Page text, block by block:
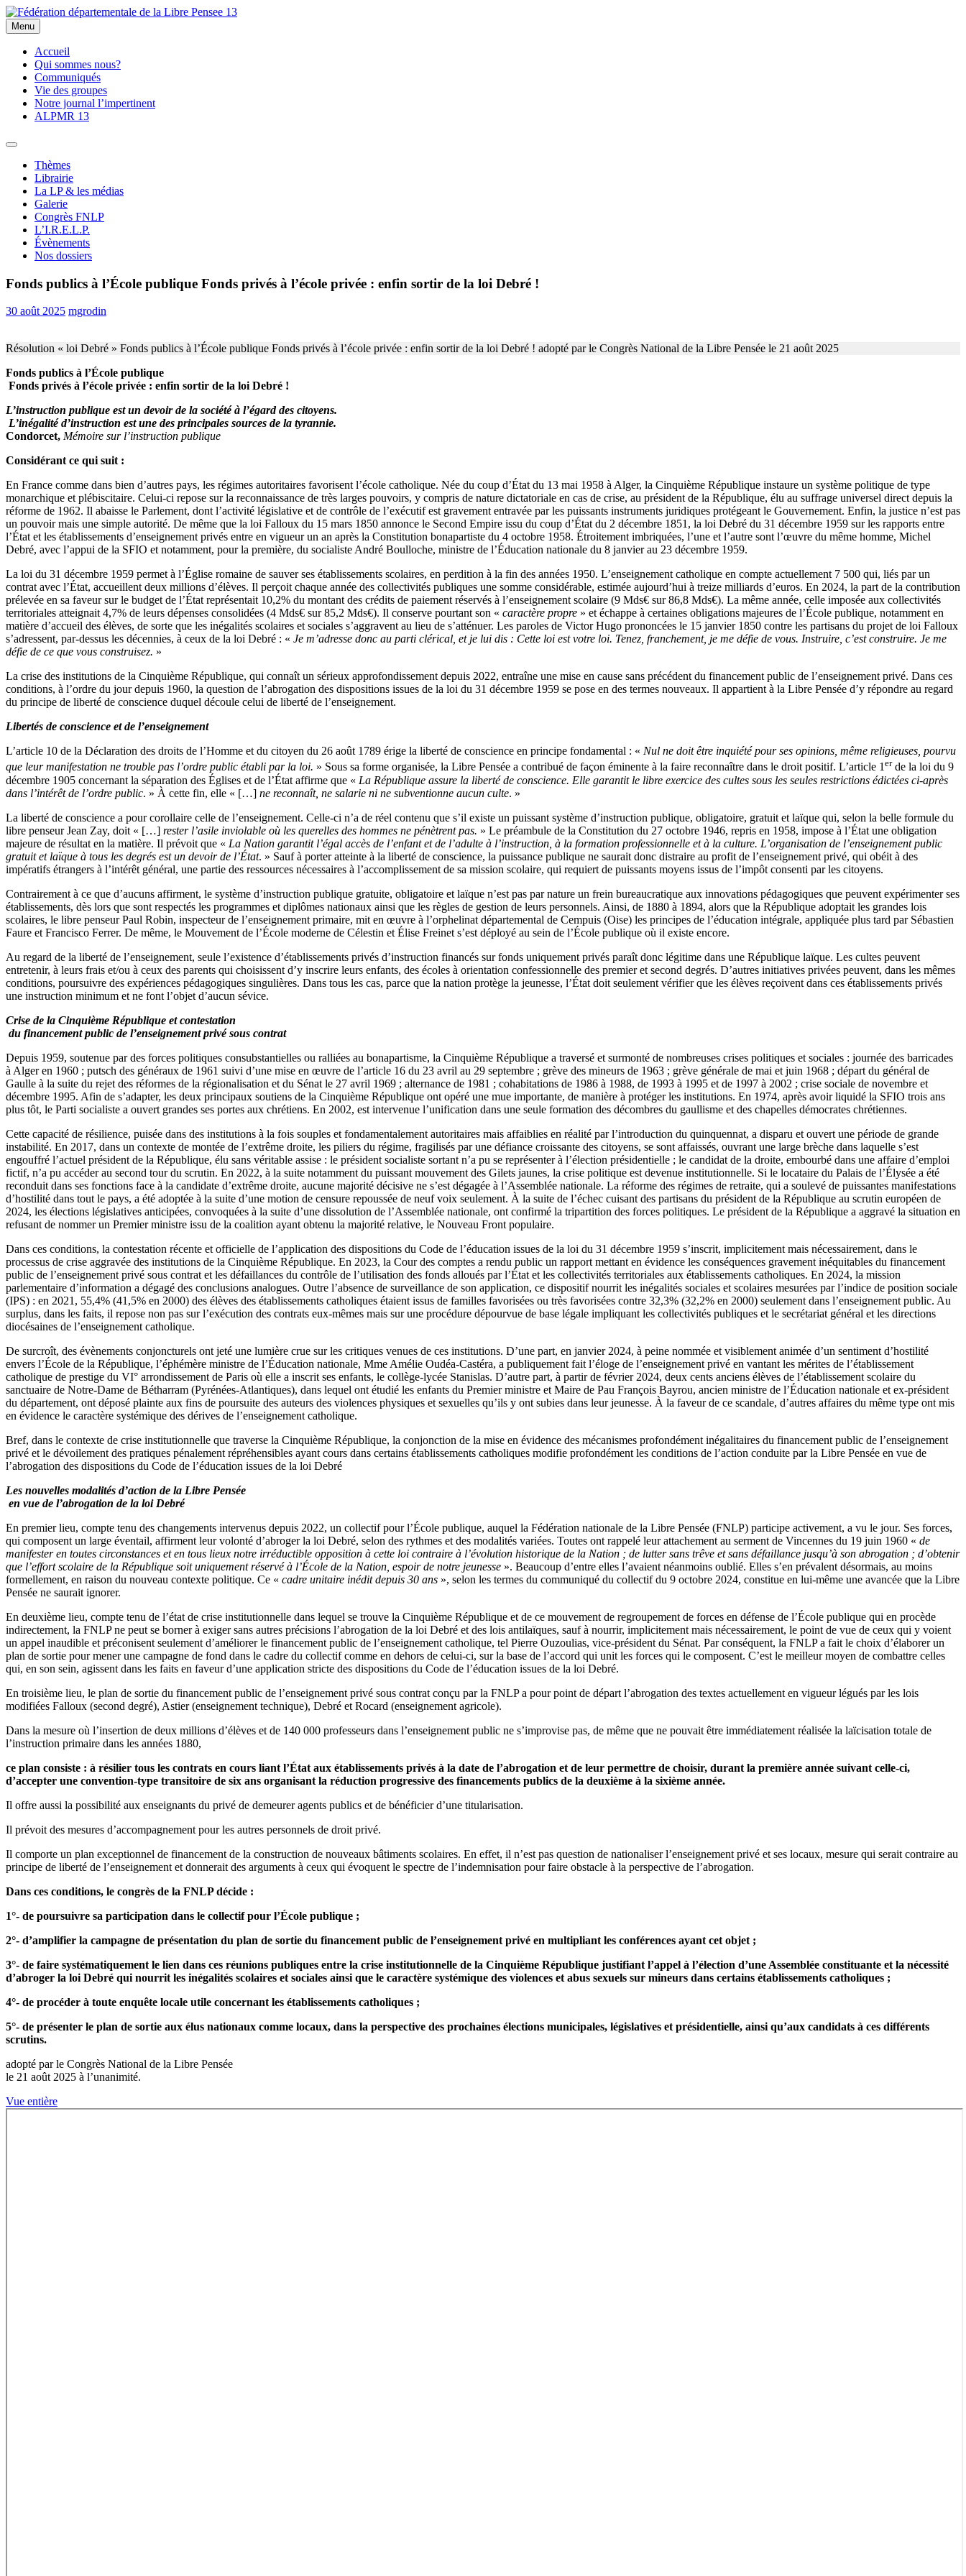
Skip
to
content
Fédération départementale de la Libre Pensee 13
Membre de la fédération Nationale de la Libre Pensée ni dieu ni maitre
Menu
Accueil
Qui sommes nous?
Communiqués
Vie des groupes
Notre journal l’impertinent
ALPMR 13
Thèmes
Librairie
La LP & les médias
Galerie
Congrès FNLP
L’I.R.E.L.P.
Évènements
Nos dossiers
Fonds publics à l’École publique Fonds privés à l’école privée : enfin sortir de la loi Debré !
30 août 2025 mgrodin
Résolution « loi Debré » Fonds publics à l’École publique Fonds privés à l’école privée : enfin sortir de la loi Debré ! adopté par le Congrès National de la Libre Pensée le 21 août 2025
Fonds publics à l’École publique
Fonds privés à l’école privée : enfin sortir de la loi Debré !
L’instruction publique est un devoir de la société à l’égard des citoyens.
L’inégalité d’instruction est une des principales sources de la tyrannie.
Condorcet, Mémoire sur l’instruction publique
Considérant ce qui suit :
En France comme dans bien d’autres pays, les régimes autoritaires favorisent l’école catholique. Née du coup d’État du 13 mai 1958 à Alger, la Cinquième République instaure un système politique de type
monarchique et plébiscitaire. Celui-ci repose sur la reconnaissance de très larges pouvoirs, y compris de nature dictatoriale en cas de crise, au président de la République, élu au suffrage universel direct depuis la
réforme de 1962. Il abaisse le Parlement, dont l’activité législative et de contrôle de l’exécutif est gravement entravée par les puissants instruments juridiques protégeant le Gouvernement. Enfin, la justice n’est pas
un pouvoir mais une simple autorité. De même que la loi Falloux du 15 mars 1850 annonce le Second Empire issu du coup d’État du 2 décembre 1851, la loi Debré du 31 décembre 1959 sur les rapports entre
l’État et les établissements d’enseignement privés entre en vigueur un an après la Constitution bonapartiste du 4 octobre 1958. Étroitement imbriquées, l’une et l’autre sont l’œuvre du même homme, Michel
Debré, avec l’appui de la SFIO et notamment, pour la première, du socialiste André Boulloche, ministre de l’Éducation nationale du 8 janvier au 23 décembre 1959.
La loi du 31 décembre 1959 permet à l’Église romaine de sauver ses établissements scolaires, en perdition à la fin des années 1950. L’enseignement catholique en compte actuellement 7 500 qui, liés par un
contrat avec l’État, accueillent deux millions d’élèves. Il perçoit chaque année des collectivités publiques une somme considérable, estimée aujourd’hui à treize milliards d’euros. En 2024, la part de la contribution
prélevée en sa faveur sur le budget de l’État représentait 10,2% du montant des crédits de paiement réservés à l’enseignement scolaire (9 Mds€ sur 86,8 Mds€). La même année, celle imposée aux collectivités
territoriales atteignait 4,7% de leurs dépenses consolidées (4 Mds€ sur 85,2 Mds€). Il conserve pourtant son « caractère propre » et échappe à certaines obligations majeures de l’École publique, notamment en
matière d’accueil des élèves, de sorte que les inégalités scolaires et sociales s’aggravent au lieu de s’atténuer. Les paroles de Victor Hugo prononcées le 15 janvier 1850 contre les partisans du projet de loi Falloux
s’adressent, par-dessus les décennies, à ceux de la loi Debré : « Je m’adresse donc au parti clérical, et je lui dis : Cette loi est votre loi. Tenez, franchement, je me défie de vous. Instruire, c’est construire. Je me
défie de ce que vous construisez. »
La crise des institutions de la Cinquième République, qui connaît un sérieux approfondissement depuis 2022, entraîne une mise en cause sans précédent du financement public de l’enseignement privé. Dans ces
conditions, à l’ordre du jour depuis 1960, la question de l’abrogation des dispositions issues de la loi du 31 décembre 1959 se pose en des termes nouveaux. Il appartient à la Libre Pensée d’y répondre au regard
du principe de liberté de conscience duquel découle celui de liberté de l’enseignement.
Libertés de conscience et de l’enseignement
L’article 10 de la Déclaration des droits de l’Homme et du citoyen du 26 août 1789 érige la liberté de conscience en principe fondamental : « Nul ne doit être inquiété pour ses opinions, même religieuses, pourvu
que leur manifestation ne trouble pas l’ordre public établi par la loi. » Sous sa forme organisée, la Libre Pensée a contribué de façon éminente à la faire reconnaître dans le droit positif. L’article 1erde la loi du 9
décembre 1905 concernant la séparation des Églises et de l’État affirme que « La République assure la liberté de conscience. Elle garantit le libre exercice des cultes sous les seules restrictions édictées ci-après
dans l’intérêt de l’ordre public. » À cette fin, elle « […] ne reconnaît, ne salarie ni ne subventionne aucun culte. »
La liberté de conscience a pour corollaire celle de l’enseignement. Celle-ci n’a de réel contenu que s’il existe un puissant système d’instruction publique, obligatoire, gratuit et laïque qui, selon la belle formule du
libre penseur Jean Zay, doit « […] rester l’asile inviolable où les querelles des hommes ne pénètrent pas. » Le préambule de la Constitution du 27 octobre 1946, repris en 1958, impose à l’État une obligation
majeure de résultat en la matière. Il prévoit que « La Nation garantit l’égal accès de l’enfant et de l’adulte à l’instruction, à la formation professionnelle et à la culture. L’organisation de l’enseignement public
gratuit et laïque à tous les degrés est un devoir de l’État. » Sauf à porter atteinte à la liberté de conscience, la puissance publique ne saurait donc distraire au profit de l’enseignement privé, qui obéit à des
impératifs étrangers à l’intérêt général, une partie des ressources nécessaires à l’accomplissement de sa mission scolaire, qui requiert de puissants moyens issus de l’impôt consenti par les citoyens.
Contrairement à ce que d’aucuns affirment, le système d’instruction publique gratuite, obligatoire et laïque n’est pas par nature un frein bureaucratique aux innovations pédagogiques que peuvent expérimenter ses
établissements, dès lors que sont respectés les programmes et diplômes nationaux ainsi que les règles de gestion de leurs personnels. Ainsi, de 1880 à 1894, alors que la République adoptait les grandes lois
scolaires, le libre penseur Paul Robin, inspecteur de l’enseignement primaire, mit en œuvre à l’orphelinat départemental de Cempuis (Oise) les principes de l’éducation intégrale, appliquée plus tard par Sébastien
Faure et Francisco Ferrer. De même, le Mouvement de l’École moderne de Célestin et Élise Freinet s’est déployé au sein de l’École publique où il existe encore.
Au regard de la liberté de l’enseignement, seule l’existence d’établissements privés d’instruction financés sur fonds uniquement privés paraît donc légitime dans une République laïque. Les cultes peuvent
entretenir, à leurs frais et/ou à ceux des parents qui choisissent d’y inscrire leurs enfants, des écoles à orientation confessionnelle des premier et second degrés. D’autres initiatives privées peuvent, dans les mêmes
conditions, poursuivre des expériences pédagogiques singulières. Dans tous les cas, parce que la nation protège la jeunesse, l’État doit seulement vérifier que les élèves reçoivent dans ces établissements privés
une instruction minimum et ne font l’objet d’aucun sévice.
Crise de la Cinquième République et contestation
du financement public de l’enseignement privé sous contrat
Depuis 1959, soutenue par des forces politiques consubstantielles ou ralliées au bonapartisme, la Cinquième République a traversé et surmonté de nombreuses crises politiques et sociales : journée des barricades
à Alger en 1960 ; putsch des généraux de 1961 suivi d’une mise en œuvre de l’article 16 du 23 avril au 29 septembre ; grève des mineurs de 1963 ; grève générale de mai et juin 1968 ; départ du général de
Gaulle à la suite du rejet des réformes de la régionalisation et du Sénat le 27 avril 1969 ; alternance de 1981 ; cohabitations de 1986 à 1988, de 1993 à 1995 et de 1997 à 2002 ; crise sociale de novembre et
décembre 1995. Afin de s’adapter, les deux principaux soutiens de la Cinquième République ont opéré une mue importante, de manière à protéger les institutions. En 1974, après avoir liquidé la SFIO trois ans
plus tôt, le Parti socialiste a ouvert grandes ses portes aux chrétiens. En 2002, est intervenue l’unification dans une seule formation des décombres du gaullisme et des chapelles démocrates chrétiennes.
Cette capacité de résilience, puisée dans des institutions à la fois souples et fondamentalement autoritaires mais affaiblies en réalité par l’introduction du quinquennat, a disparu et ouvert une période de grande
instabilité. En 2017, dans un contexte de montée de l’extrême droite, les piliers du régime, fragilisés par une défiance croissante des citoyens, se sont affaissés, ouvrant une large brèche dans laquelle s’est
engouffré l’actuel président de la République, élu sans véritable assise : le président socialiste sortant n’a pu se représenter à l’élection présidentielle ; le candidat de la droite, embourbé dans une affaire d’emploi
fictif, n’a pu accéder au second tour du scrutin. En 2022, à la suite notamment du puissant mouvement des Gilets jaunes, la crise politique est devenue institutionnelle. Si le locataire du Palais de l’Élysée a été
reconduit dans ses fonctions face à la candidate d’extrême droite, aucune majorité décisive ne s’est dégagée à l’Assemblée nationale. La réforme des régimes de retraite, qui a soulevé de puissantes manifestations
d’hostilité dans tout le pays, a été adoptée à la suite d’une motion de censure repoussée de neuf voix seulement. À la suite de l’échec cuisant des partisans du président de la République au scrutin européen de
2024, les élections législatives anticipées, convoquées à la suite d’une dissolution de l’Assemblée nationale, ont confirmé la tripartition des forces politiques. Le président de la République a aggravé la situation en
refusant de nommer un Premier ministre issu de la coalition ayant obtenu la majorité relative, le Nouveau Front populaire.
Dans ces conditions, la contestation récente et officielle de l’application des dispositions du Code de l’éducation issues de la loi du 31 décembre 1959 s’inscrit, implicitement mais nécessairement, dans le
processus de crise aggravée des institutions de la Cinquième République. En 2023, la Cour des comptes a rendu public un rapport mettant en évidence les conséquences gravement inéquitables du financement
public de l’enseignement privé sous contrat et les défaillances du contrôle de l’utilisation des fonds alloués par l’État et les collectivités territoriales aux établissements catholiques. En 2024, la mission
parlementaire d’information a dégagé des conclusions analogues. Outre l’absence de surveillance de son application, ce dispositif nourrit les inégalités sociales et scolaires mesurées par l’indice de position sociale
(IPS) : en 2021, 55,4% (41,5% en 2000) des élèves des établissements catholiques étaient issus de familles favorisées ou très favorisées contre 32,3% (32,2% en 2000) seulement dans l’enseignement public. Au
surplus, dans les faits, il repose non pas sur l’exécution des contrats eux-mêmes mais sur une procédure dépourvue de base légale impliquant les collectivités publiques et le secrétariat général et les directions
diocésaines de l’enseignement catholique.
De surcroît, des évènements conjoncturels ont jeté une lumière crue sur les critiques venues de ces institutions. D’une part, en janvier 2024, à peine nommée et visiblement animée d’un sentiment d’hostilité
envers l’École de la République, l’éphémère ministre de l’Éducation nationale, Mme Amélie Oudéa-Castéra, a publiquement fait l’éloge de l’enseignement privé en vantant les mérites de l’établissement
catholique de prestige du VI° arrondissement de Paris où elle a inscrit ses enfants, le collège-lycée Stanislas. D’autre part, à partir de février 2024, deux cents anciens élèves de l’établissement scolaire du
sanctuaire de Notre-Dame de Bétharram (Pyrénées-Atlantiques), dans lequel ont étudié les enfants du Premier ministre et Maire de Pau François Bayrou, ancien ministre de l’Éducation nationale et ex-président
du département, ont déposé plainte aux fins de poursuite des auteurs des violences physiques et sexuelles qu’ils y ont subies dans leur jeunesse. À la faveur de ce scandale, d’autres affaires du même type ont mis
en évidence le caractère systémique des dérives de l’enseignement catholique.
Bref, dans le contexte de crise institutionnelle que traverse la Cinquième République, la conjonction de la mise en évidence des mécanismes profondément inégalitaires du financement public de l’enseignement
privé et le dévoilement des pratiques pénalement répréhensibles ayant cours dans certains établissements catholiques modifie profondément les conditions de l’action conduite par la Libre Pensée en vue de
l’abrogation des dispositions du Code de l’éducation issues de la loi Debré
Les nouvelles modalités d’action de la Libre Pensée
en vue de l’abrogation de la loi Debré
En premier lieu, compte tenu des changements intervenus depuis 2022, un collectif pour l’École publique, auquel la Fédération nationale de la Libre Pensée (FNLP) participe activement, a vu le jour. Ses forces,
qui composent un large éventail, affirment leur volonté d’abroger la loi Debré, selon des rythmes et des modalités variées. Toutes ont rappelé leur attachement au serment de Vincennes du 19 juin 1960 « de
manifester en toutes circonstances et en tous lieux notre irréductible opposition à cette loi contraire à l’évolution historique de la Nation ; de lutter sans trêve et sans défaillance jusqu’à son abrogation ; d’obtenir
que l’effort scolaire de la République soit uniquement réservé à l’École de la Nation, espoir de notre jeunesse ». Beaucoup d’entre elles l’avaient néanmoins oublié. Elles s’en prévalent désormais, au moins
formellement, en raison du nouveau contexte politique. Ce « cadre unitaire inédit depuis 30 ans », selon les termes du communiqué du collectif du 9 octobre 2024, constitue en lui-même une avancée que la Libre
Pensée ne saurait ignorer.
En deuxième lieu, compte tenu de l’état de crise institutionnelle dans lequel se trouve la Cinquième République et de ce mouvement de regroupement de forces en défense de l’École publique qui en procède
indirectement, la FNLP ne peut se borner à exiger sans autres précisions l’abrogation de la loi Debré et des lois antilaïques, sauf à nourrir, implicitement mais nécessairement, le point de vue de ceux qui y voient
un appel inaudible et préconisent seulement d’améliorer le financement public de l’enseignement catholique, tel Pierre Ouzoulias, vice-président du Sénat. Par conséquent, la FNLP a fait le choix d’élaborer un
plan de sortie pour mener une campagne de fond dans le cadre du collectif comme en dehors de celui-ci, sur la base de l’accord qui unit les forces qui le composent. C’est le meilleur moyen de combattre celles
qui, en son sein, agissent dans les faits en faveur d’une application stricte des dispositions du Code de l’éducation issues de la loi Debré.
En troisième lieu, le plan de sortie du financement public de l’enseignement privé sous contrat conçu par la FNLP a pour point de départ l’abrogation des textes actuellement en vigueur légués par les lois
modifiées Falloux (second degré), Astier (enseignement technique), Debré et Rocard (enseignement agricole).
Dans la mesure où l’insertion de deux millions d’élèves et de 140 000 professeurs dans l’enseignement public ne s’improvise pas, de même que ne pouvait être immédiatement réalisée la laïcisation totale de
l’instruction primaire dans les années 1880,
ce plan consiste : à résilier tous les contrats en cours liant l’État aux établissements privés à la date de l’abrogation et de leur permettre de choisir, durant la première année suivant celle-ci,
d’accepter une convention-type transitoire de six ans organisant la réduction progressive des financements publics de la deuxième à la sixième année.
Il offre aussi la possibilité aux enseignants du privé de demeurer agents publics et de bénéficier d’une titularisation.
Il prévoit des mesures d’accompagnement pour les autres personnels de droit privé.
Il comporte un plan exceptionnel de financement de la construction de nouveaux bâtiments scolaires. En effet, il n’est pas question de nationaliser l’enseignement privé et ses locaux, mesure qui serait contraire au
principe de liberté de l’enseignement et donnerait des arguments à ceux qui évoquent le spectre de l’indemnisation pour faire obstacle à la perspective de l’abrogation.
Dans ces conditions, le congrès de la FNLP décide :
1°- de poursuivre sa participation dans le collectif pour l’École publique ;
2°- d’amplifier la campagne de présentation du plan de sortie du financement public de l’enseignement privé en multipliant les conférences ayant cet objet ;
3°- de faire systématiquement le lien dans ces réunions publiques entre la crise institutionnelle de la Cinquième République justifiant l’appel à l’élection d’une Assemblée constituante et la nécessité
d’abroger la loi Debré qui nourrit les inégalités scolaires et sociales ainsi que le caractère systémique des violences et abus sexuels sur mineurs dans certains établissements catholiques ;
4°- de procéder à toute enquête locale utile concernant les établissements catholiques ;
5°- de présenter le plan de sortie aux élus nationaux comme locaux, dans la perspective des prochaines élections municipales, législatives et présidentielle, ainsi qu’aux candidats à ces différents
scrutins.
adopté par le Congrès National de la Libre Pensée
le 21 août 2025 à l’unanimité.
Vue entière
Aller